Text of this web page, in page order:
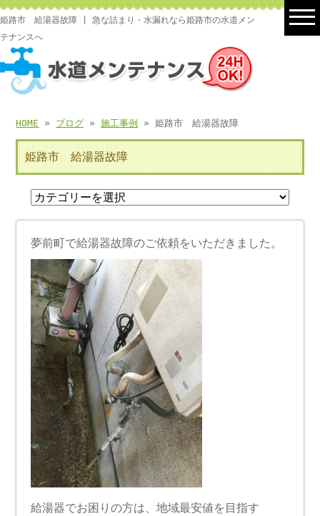
姫路市 給湯器故障 | 急な詰まり・水漏れなら姫路市の水道メン
テナンスへ
HOME » ブログ »施工事例 » 姫路市 給湯器故障
姫路市 給湯器故障
夢前町で給湯器故障のご依頼をいただきました。
給湯器でお困りの方は、地域最安値を目指す